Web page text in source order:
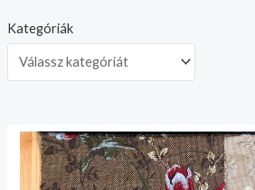
Kategóriák